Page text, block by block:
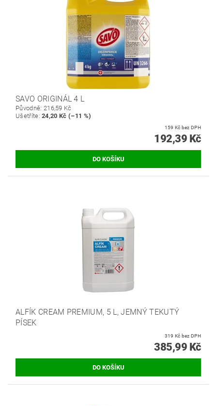
SAVO ORIGINÁL 4 L
Původně: 216,59 Kč
Ušetříte:24,20 Kč (–11 %)
159 Kč bez DPH
192,39 Kč
ALFÍK CREAM PREMIUM, 5 L, JEMNÝ TEKUTÝ
PÍSEK
319 Kč bez DPH
385,99 Kč